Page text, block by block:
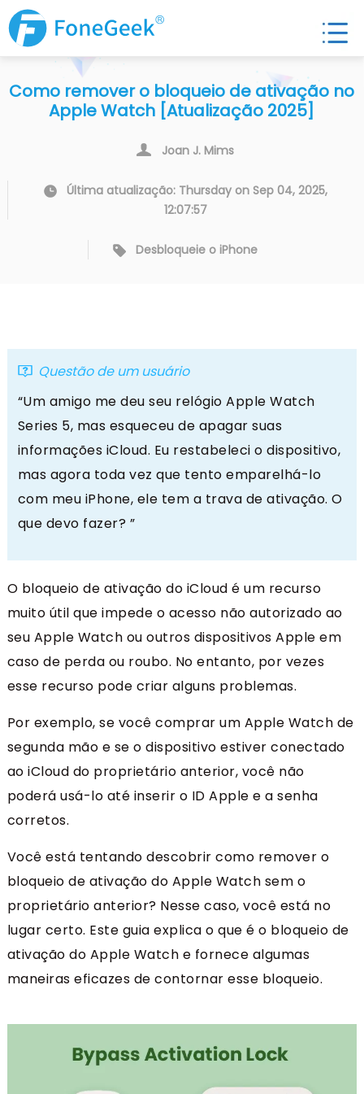
Como remover o bloqueio de ativação no
Apple Watch [Atualização 2025]
Joan J. Mims
Última atualização: Thursday on Sep 04, 2025,
12:07:57
Desbloqueie o iPhone
Questão de um usuário
“Um amigo me deu seu relógio Apple Watch
Series 5, mas esqueceu de apagar suas
informações iCloud. Eu restabeleci o dispositivo,
mas agora toda vez que tento emparelhá-lo
com meu iPhone, ele tem a trava de ativação. O
que devo fazer? ”
O bloqueio de ativação do iCloud é um recurso
muito útil que impede o acesso não autorizado ao
seu Apple Watch ou outros dispositivos Apple em
caso de perda ou roubo. No entanto, por vezes
esse recurso pode criar alguns problemas.
Por exemplo, se você comprar um Apple Watch de
segunda mão e se o dispositivo estiver conectado
ao iCloud do proprietário anterior, você não
poderá usá-lo até inserir o ID Apple e a senha
corretos.
Você está tentando descobrir como remover o
bloqueio de ativação do Apple Watch sem o
proprietário anterior? Nesse caso, você está no
lugar certo. Este guia explica o que é o bloqueio de
ativação do Apple Watch e fornece algumas
maneiras eficazes de contornar esse bloqueio.